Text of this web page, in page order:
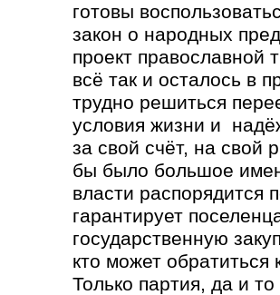
готовы
закон о народных
проект православной
всё так и осталось в
трудно решиться
условия жизни и
за свой счёт, на свой
бы было большое
власти распорядится
гарантирует
государственную
кто может обратиться
Только партия, да и